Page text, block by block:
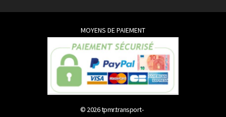
MOYENS DE PAIEMENT
© 2026tpmr.transport-